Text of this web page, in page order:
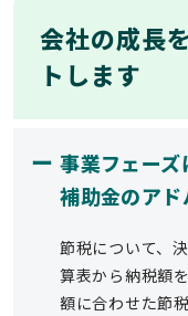
会社の成長
トします
ー 事業フェーズ
補助金のアド
節税について、
算表から納税額
額に合わせた節